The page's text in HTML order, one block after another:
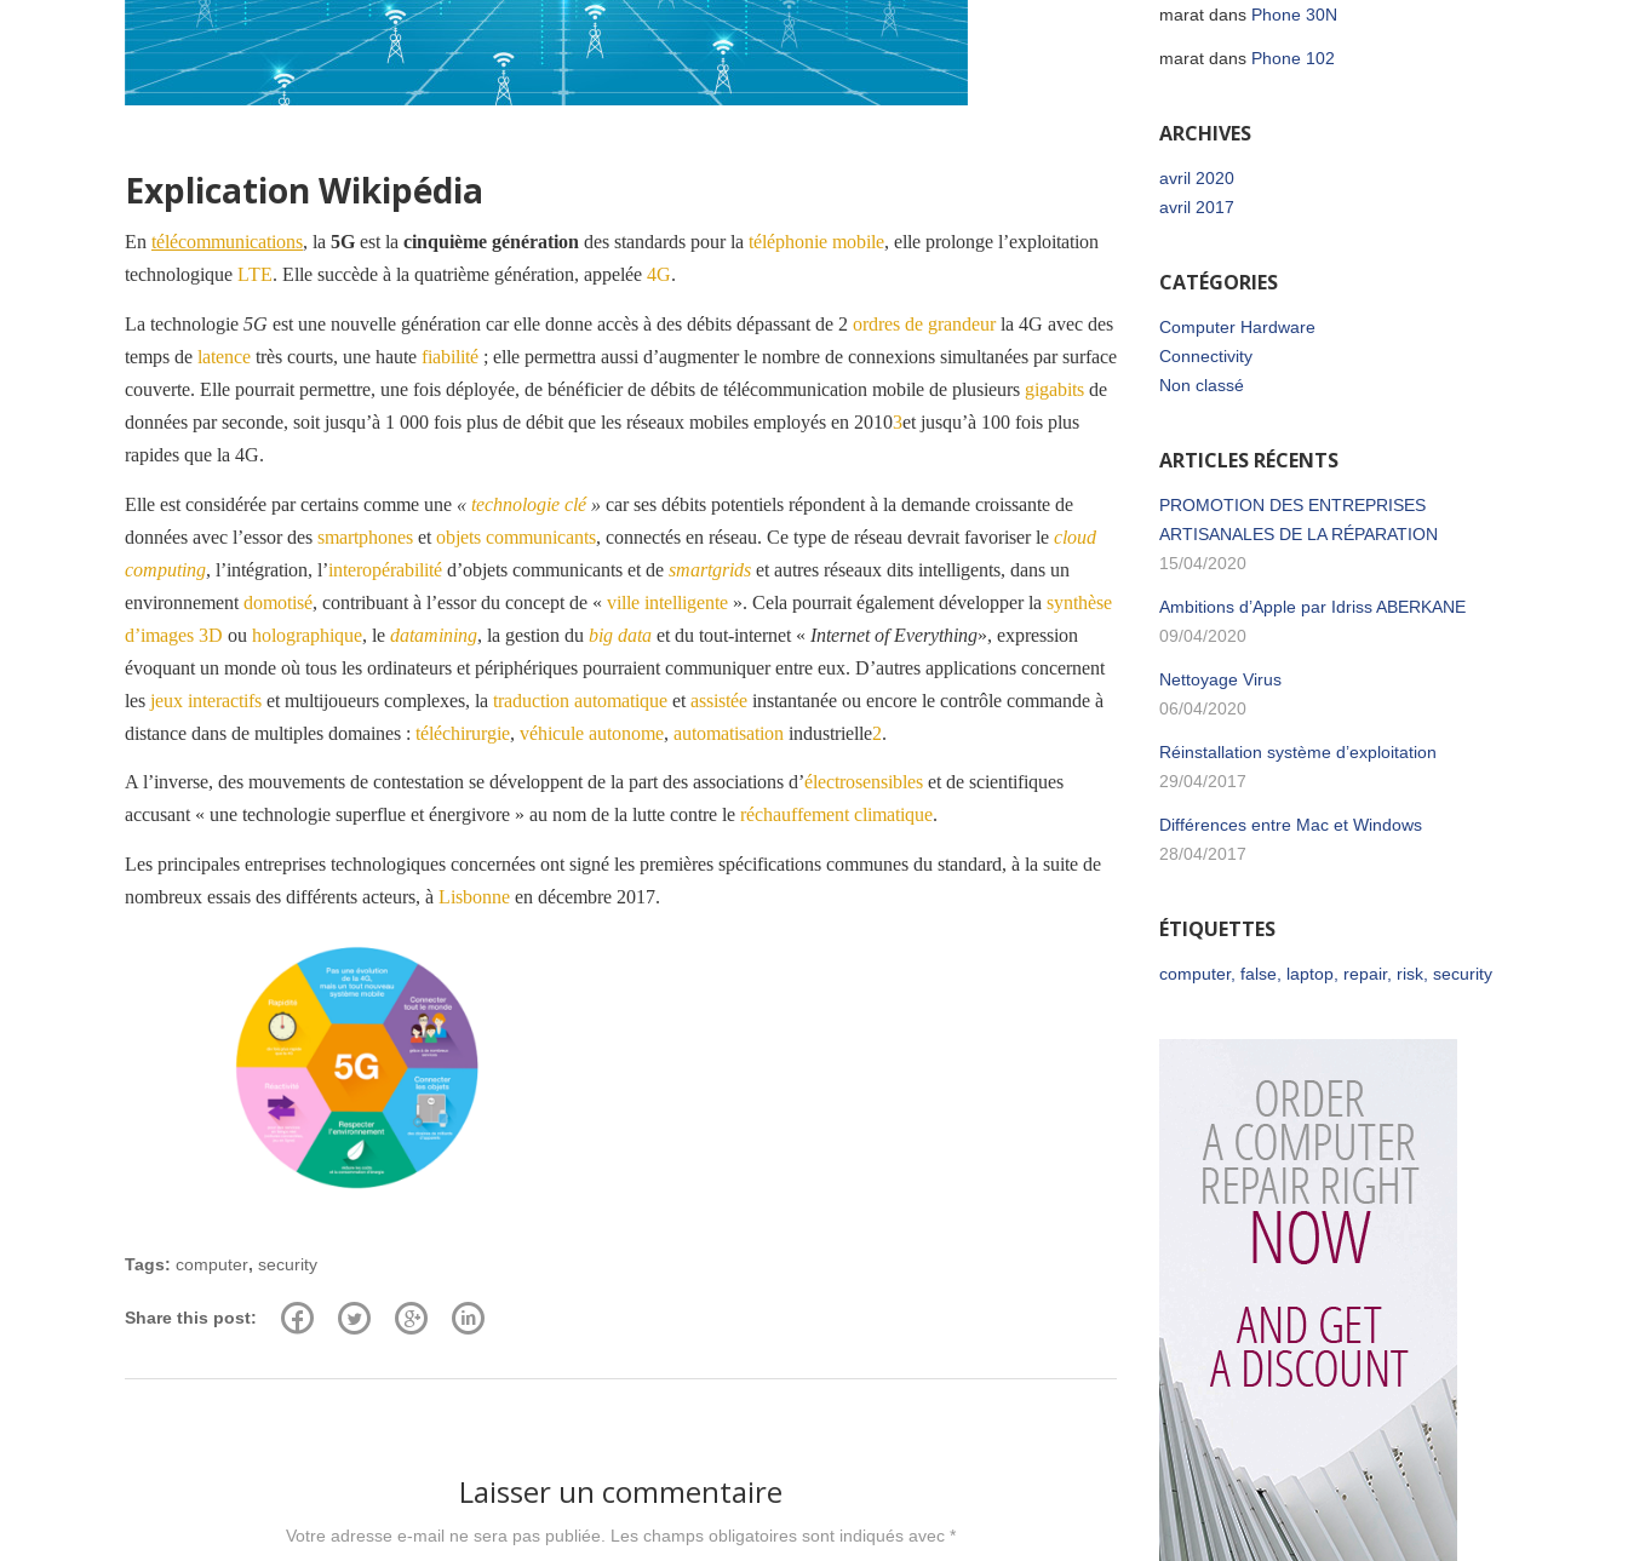
Explication Wikipédia
En télécommunications, la 5G est la cinquième génération des standards pour la téléphonie mobile, elle prolonge l’exploitation
technologique LTE. Elle succède à la quatrième génération, appelée 4G.
La technologie 5G est une nouvelle génération car elle donne accès à des débits dépassant de 2 ordres de grandeurla 4G avec des
temps de latence très courts, une haute fiabilité ; elle permettra aussi d’augmenter le nombre de connexions simultanées par surface
couverte. Elle pourrait permettre, une fois déployée, de bénéficier de débits de télécommunication mobile de plusieurs gigabits de
données par seconde, soit jusqu’à 1 000 fois plus de débit que les réseaux mobiles employés en 20103et jusqu’à 100 fois plus
rapides que la 4G.
Elle est considérée par certains comme une « technologie clé» car ses débits potentiels répondent à la demande croissante de
données avec l’essor des smartphones et objets communicants, connectés en réseau. Ce type de réseau devrait favoriser le cloud
computing, l’intégration, l’interopérabilité d’objets communicants et de smartgrids et autres réseaux dits intelligents, dans un
environnement domotisé, contribuant à l’essor du concept de « ville intelligente ». Cela pourrait également développer la synthèse
d’images 3D ou holographique, le datamining, la gestion du big data et du tout-internet « Internet of Everything», expression
évoquant un monde où tous les ordinateurs et périphériques pourraient communiquer entre eux. D’autres applications concernent
les jeux interactifs et multijoueurs complexes, la traduction automatique et assistée instantanée ou encore le contrôle commande à
distance dans de multiples domaines : téléchirurgie, véhicule autonome, automatisation industrielle2.
A l’inverse, des mouvements de contestation se développent de la part des associations d’électrosensibles et de scientifiques
accusant « une technologie superflue et énergivore » au nom de la lutte contre le réchauffement climatique.
Les principales entreprises technologiques concernées ont signé les premières spécifications communes du standard, à la suite de
nombreux essais des différents acteurs, à Lisbonne en décembre 2017.
Tags: computer, security
Share this post:
Laisser un commentaire
Votre adresse e-mail ne sera pas publiée. Les champs obligatoires sont indiqués avec*
maratdans Phone 30N
maratdans Phone 102
ARCHIVES
avril 2020
avril 2017
CATÉGORIES
Computer Hardware
Connectivity
Non classé
ARTICLES RÉCENTS
PROMOTION DES ENTREPRISES
ARTISANALES DE LA RÉPARATION
15/04/2020
Ambitions d’Apple par Idriss ABERKANE
09/04/2020
Nettoyage Virus
06/04/2020
Réinstallation système d’exploitation
29/04/2017
Différences entre Mac et Windows
28/04/2017
ÉTIQUETTES
computer, false, laptop, repair, risk, security